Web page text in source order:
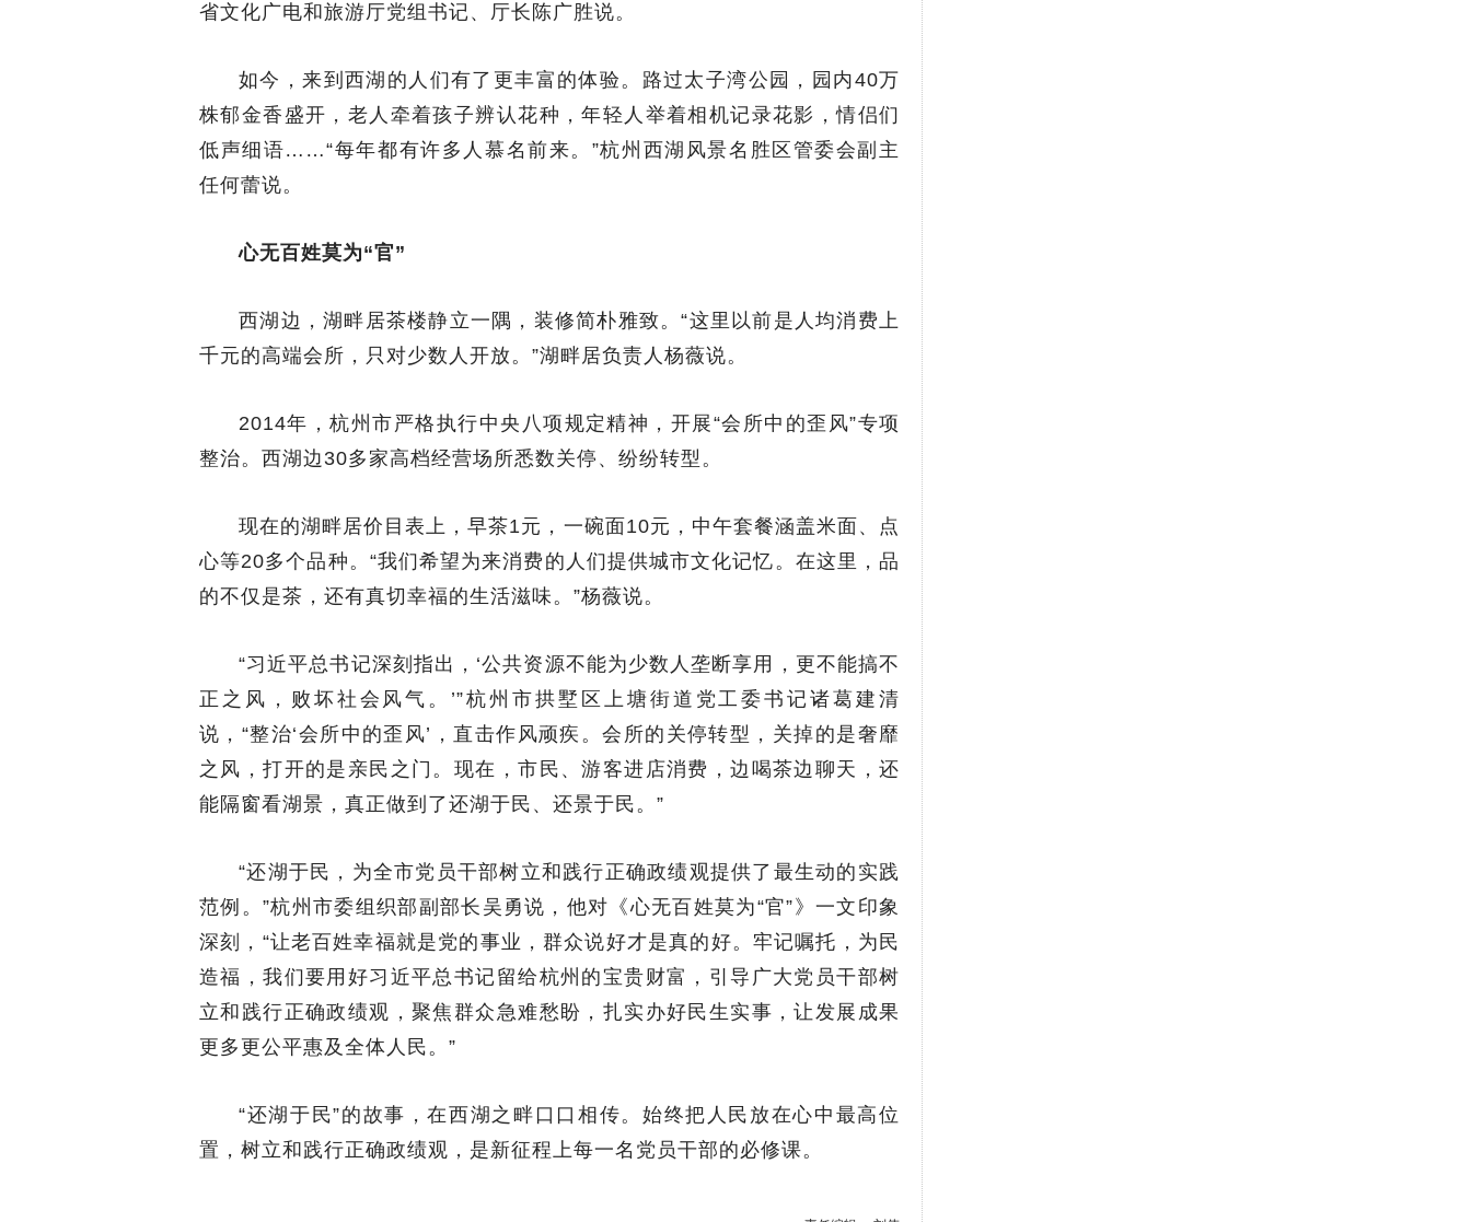
省文化广电和旅游厅党组书记、厅长陈广胜说。
如今，来到西湖的人们有了更丰富的体验。路过太子湾公园，园内40万
株郁金香盛开，老人牵着孩子辨认花种，年轻人举着相机记录花影，情侣们
低声细语……“每年都有许多人慕名前来。”杭州西湖风景名胜区管委会副主
任何蕾说。
心无百姓莫为“官”
西湖边，湖畔居茶楼静立一隅，装修简朴雅致。“这里以前是人均消费上
千元的高端会所，只对少数人开放。”湖畔居负责人杨薇说。
2014年，杭州市严格执行中央八项规定精神，开展“会所中的歪风”专项
整治。西湖边30多家高档经营场所悉数关停、纷纷转型。
现在的湖畔居价目表上，早茶1元，一碗面10元，中午套餐涵盖米面、点
心等20多个品种。“我们希望为来消费的人们提供城市文化记忆。在这里，品
的不仅是茶，还有真切幸福的生活滋味。”杨薇说。
“习近平总书记深刻指出，‘公共资源不能为少数人垄断享用，更不能搞不
正之风，败坏社会风气。’”杭州市拱墅区上塘街道党工委书记诸葛建清
说，“整治‘会所中的歪风’，直击作风顽疾。会所的关停转型，关掉的是奢靡
之风，打开的是亲民之门。现在，市民、游客进店消费，边喝茶边聊天，还
能隔窗看湖景，真正做到了还湖于民、还景于民。”
“还湖于民，为全市党员干部树立和践行正确政绩观提供了最生动的实践
范例。”杭州市委组织部副部长吴勇说，他对《心无百姓莫为“官”》一文印象
深刻，“让老百姓幸福就是党的事业，群众说好才是真的好。牢记嘱托，为民
造福，我们要用好习近平总书记留给杭州的宝贵财富，引导广大党员干部树
立和践行正确政绩观，聚焦群众急难愁盼，扎实办好民生实事，让发展成果
更多更公平惠及全体人民。”
“还湖于民”的故事，在西湖之畔口口相传。始终把人民放在心中最高位
置，树立和践行正确政绩观，是新征程上每一名党员干部的必修课。